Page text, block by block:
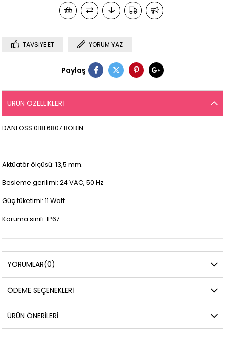
TAVSIYE ET YORUM YAZ
Paylaş
ÜRÜN ÖZELLIKLERI
DANFOSS 018F6807 BOBİN
Aktüatör ölçüsü: 13,5 mm.
Besleme gerilimi: 24 VAC, 50 Hz
Güç tüketimi: 11 Watt
Koruma sınıfı: IP67
YORUMLAR(0)
ÖDEME SEÇENEKLERI
ÜRÜN ÖNERILERI